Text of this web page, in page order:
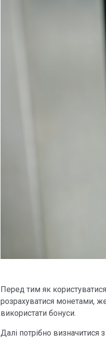
Перед тим як
розрахуватися монетами,
використати бонуси.
Далі потрібно визначитися